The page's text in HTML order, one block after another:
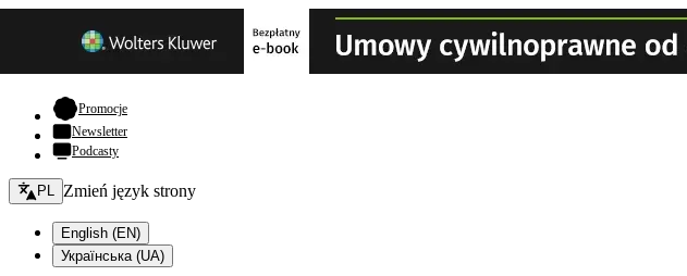
Promocje- otwiera się w nowej karcie
Newsletter
Podcasty
Zmień język - bieżący:
PL Zmień język strony
English (EN)
Українська (UA)